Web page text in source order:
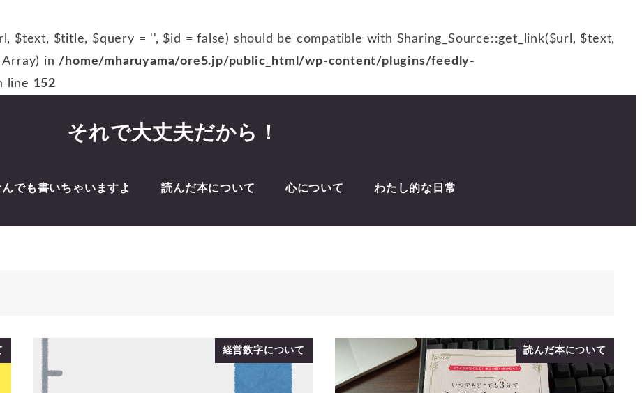
$text, $title, $query = '', $id = false) should be compatible with Sharing_Source::get_link($url, $text,
in /home/mharuyama/ore5.jp/public_html/wp-content/plugins/feedly-
line 152
それで大丈夫だから！
んでも書いちゃいますよ 読んだ本について 心について わたし的な日常
経営数字について 読んだ本について